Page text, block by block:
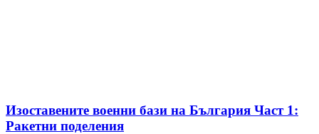
Изоставените военни бази на България Част 1:
Ракетни поделения